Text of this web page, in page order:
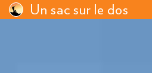
Un sac sur le dos